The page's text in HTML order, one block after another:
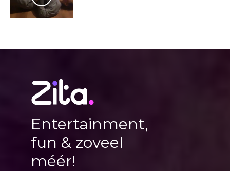
Entertainment,
fun & zoveel
méér!